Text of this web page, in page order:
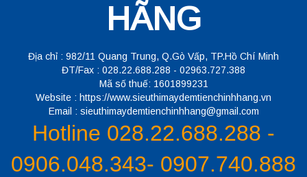
HÃNG
Địa chỉ : 982/11 Quang Trung, Q.Gò Vấp, TP.Hồ Chí Minh
ĐT/Fax : 028.22.688.288 - 02963.727.388
Mã số thuế: 1601899231
Website : https://www.sieuthimaydemtienchinhhang.vn
Email : sieuthimaydemtienchinhhang@gmail.com
Hotline 028.22.688.288 -
0906.048.343- 0907.740.888